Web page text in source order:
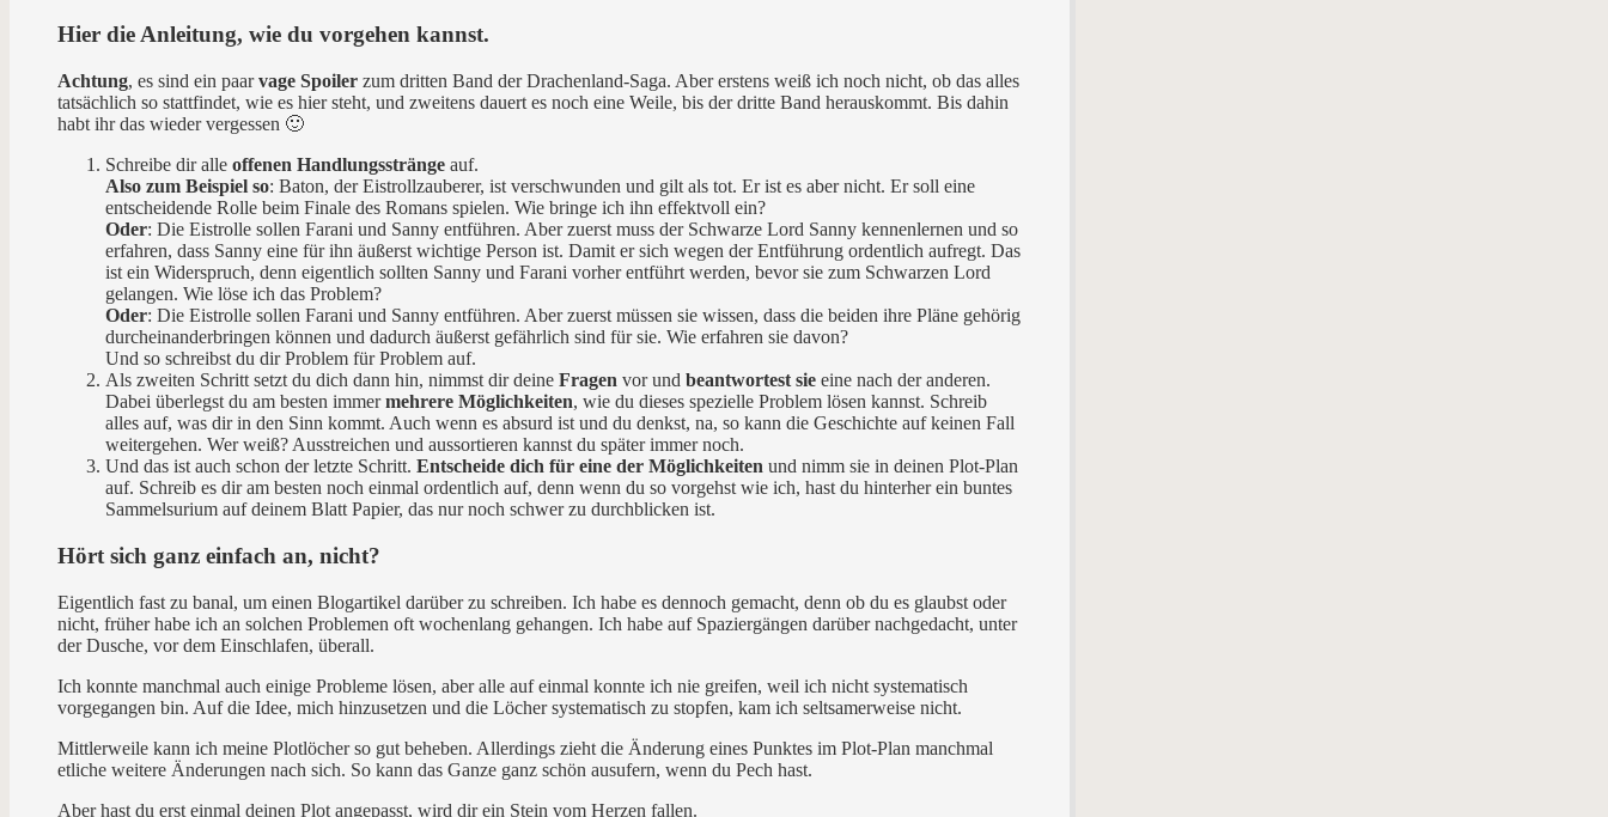
Hier die Anleitung, wie du vorgehen kannst.
Achtung, es sind ein paarvage Spoiler zum dritten Band der Drachenland-Saga. Aber erstens weiß ich noch nicht, ob das alles
tatsächlich so stattfindet, wie es hier steht, und zweitens dauert es noch eine Weile, bis der dritte Band herauskommt. Bis dahin
habt ihr das wieder vergessen 🙂
Schreibe dir alle offenen Handlungsstränge auf.
Also zum Beispiel so: Baton, der Eistrollzauberer, ist verschwunden und gilt als tot. Er ist es aber nicht. Er soll eine
entscheidende Rolle beim Finale des Romans spielen. Wie bringe ich ihn effektvoll ein?
Oder: Die Eistrolle sollen Farani und Sanny entführen. Aber zuerst muss der Schwarze Lord Sanny kennenlernen und so
erfahren, dass Sanny eine für ihn äußerst wichtige Person ist. Damit er sich wegen der Entführung ordentlich aufregt. Das
ist ein Widerspruch, denn eigentlich sollten Sanny und Farani vorher entführt werden, bevor sie zum Schwarzen Lord
gelangen. Wie löse ich das Problem?
Oder: Die Eistrolle sollen Farani und Sanny entführen. Aber zuerst müssen sie wissen, dass die beiden ihre Pläne gehörig
durcheinanderbringen können und dadurch äußerst gefährlich sind für sie. Wie erfahren sie davon?
Und so schreibst du dir Problem für Problem auf.
Als zweiten Schritt setzt du dich dann hin, nimmst dir deine Fragen vor und beantwortest sie eine nach der anderen.
Dabei überlegst du am besten immermehrere Möglichkeiten, wie du dieses spezielle Problem lösen kannst. Schreib
alles auf, was dir in den Sinn kommt. Auch wenn es absurd ist und du denkst, na, so kann die Geschichte auf keinen Fall
weitergehen. Wer weiß? Ausstreichen und aussortieren kannst du später immer noch.
Und das ist auch schon der letzte Schritt. Entscheide dich für eine der Möglichkeiten und nimm sie in deinen Plot-Plan
auf. Schreib es dir am besten noch einmal ordentlich auf, denn wenn du so vorgehst wie ich, hast du hinterher ein buntes
Sammelsurium auf deinem Blatt Papier, das nur noch schwer zu durchblicken ist.
Hört sich ganz einfach an, nicht?
Eigentlich fast zu banal, um einen Blogartikel darüber zu schreiben. Ich habe es dennoch gemacht, denn ob du es glaubst oder
nicht, früher habe ich an solchen Problemen oft wochenlang gehangen. Ich habe auf Spaziergängen darüber nachgedacht, unter
der Dusche, vor dem Einschlafen, überall.
Ich konnte manchmal auch einige Probleme lösen, aber alle auf einmal konnte ich nie greifen, weil ich nicht systematisch
vorgegangen bin. Auf die Idee, mich hinzusetzen und die Löcher systematisch zu stopfen, kam ich seltsamerweise nicht.
Mittlerweile kann ich meine Plotlöcher so gut beheben. Allerdings zieht die Änderung eines Punktes im Plot-Plan manchmal
etliche weitere Änderungen nach sich. So kann das Ganze ganz schön ausufern, wenn du Pech hast.
Aber hast du erst einmal deinen Plot angepasst, wird dir ein Stein vom Herzen fallen.